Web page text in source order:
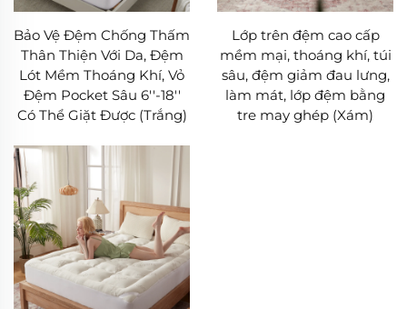
An toàn là tiêu chí cơ bản của sản phẩm Chăn ga gối
đệm cho Bé & Trẻ em và cũng là cam kết hàng đầu
của chúng tôi với tư cách là nhà bán hàng. Chúng tôi
hiểu rằng làn da của trẻ sơ sinh chỉ dày bằng 1/3 làn
da người lớn, và trẻ sơ sinh cũng như trẻ tập đi
thường có thói quen cắn các sản phẩm chăn ga. Do
đó, tất cả các sản phẩm Chăn ga gối đệm cho Bé &
Trẻ em của chúng tôi đều tuân thủ các tiêu chuẩn an
toàn "vượt quá các yêu cầu quốc tế." Thứ nhất, về
việc lựa chọn vải, toàn bộ sản phẩm Chăn ga gối đệm
cho Bé & Trẻ em đều sử dụng chất liệu được chứng
Bảo Vệ Đệm Chống Thấm
Thân Thiện Với Da, Đệm
Lót Mềm Thoáng Khí, Vỏ
Đệm Pocket Sâu 6''-18''
Có Thể Giặt Được (Trắng)
Lớp trên đệm cao cấp
mềm mại, thoáng khí, túi
sâu, đệm giảm đau lưng,
làm mát, lớp đệm bằng
tre may ghép (Xám)